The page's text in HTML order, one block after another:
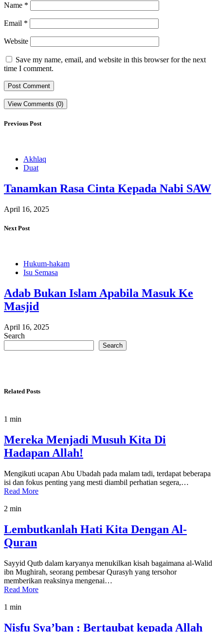
Name *
Email *
Website
Save my name, email, and website in this browser for the next
time I comment.
View Comments (0)
Previous Post
Akhlaq
Duat
Tanamkan Rasa Cinta Kepada Nabi SAW
April 16, 2025
Next Post
Hukum-hakam
Isu Semasa
Adab Bukan Islam Apabila Masuk Ke
Masjid
April 16, 2025
Search
Search
Related Posts
1 min
Mereka Menjadi Musuh Kita Di
Hadapan Allah!
Mengikuti ucapan Abu Ubadah pada malam tadi, terdapat beberapa
isi dan fokus penting yang mesti diambil perhatian segera,…
Read More
2 min
Lembutkanlah Hati Kita Dengan Al-
Quran
Sayyid Qutb dalam karyanya menukilkan kisah bagaimana al-Walid
ibn Mughirah, seorang pembesar Qurasyh yang tersohor
memberikan reaksinya mengenai…
Read More
1 min
Nisfu Sya’ban : Bertaubat kepada Allah